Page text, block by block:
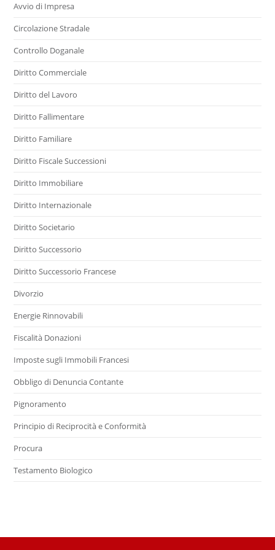
Avvio di Impresa
Circolazione Stradale
Controllo Doganale
Diritto Commerciale
Diritto del Lavoro
Diritto Fallimentare
Diritto Familiare
Diritto Fiscale Successioni
Diritto Immobiliare
Diritto Internazionale
Diritto Societario
Diritto Successorio
Diritto Successorio Francese
Divorzio
Energie Rinnovabili
Fiscalità Donazioni
Imposte sugli Immobili Francesi
Obbligo di Denuncia Contante
Pignoramento
Principio di Reciprocità e Conformità
Procura
Testamento Biologico